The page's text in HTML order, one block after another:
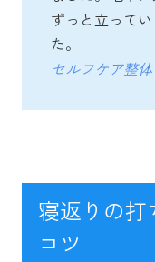
ずっと立って
た。
セルフケア整体
寝返りの打
コツ